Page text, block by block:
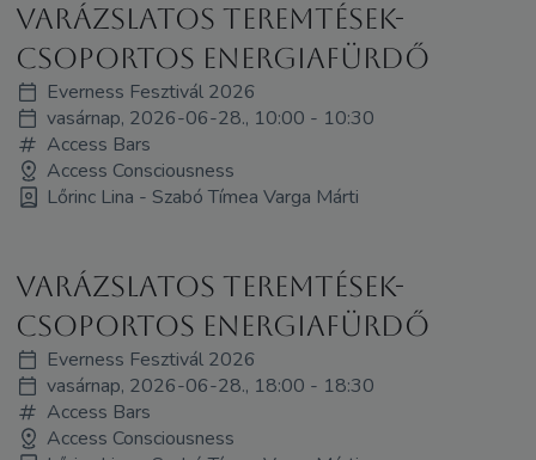
Varázslatos teremtések-
Csoportos energiafürdő
Everness Fesztivál 2026
vasárnap, 2026-06-28., 10:00 - 10:30
Access Bars
Access Consciousness
Lőrinc Lina - Szabó Tímea Varga Márti
Varázslatos teremtések-
Csoportos energiafürdő
Everness Fesztivál 2026
vasárnap, 2026-06-28., 18:00 - 18:30
Access Bars
Access Consciousness